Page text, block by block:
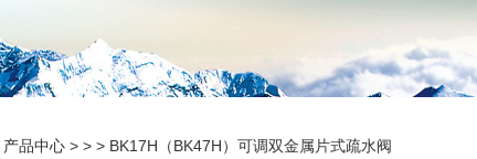
产品中心 > > > BK17H（BK47H）可调双金属片式疏水阀